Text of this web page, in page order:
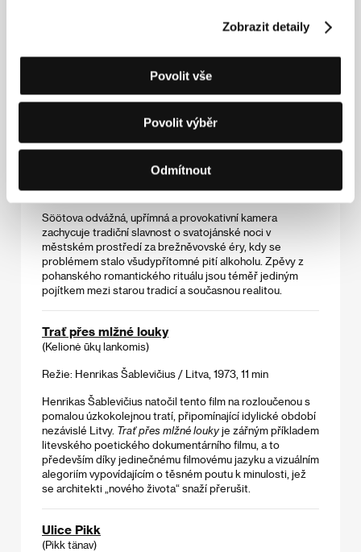
Zobrazit detaily
Povolit vše
Povolit výběr
Odmítnout
ikonických raných snímků litevského poetického
dokumentárního filmu. Tehdejší dokumenty a filmové
Hrdina Verbova snímku je jiný. Verba vytvořil jedinečný
portrét autentického člověka ze staré litevské (v
protikladu k sovětské) vesnice.
Svatojánské svátky
Režie: Andres Sööt / Estonsko, 1978, 20 min
Söötova odvážná, upřímná a provokativní kamera
zachycuje tradiční slavnost o svatojánské noci v
městském prostředí za brežněvovské éry, kdy se
problémem stalo všudypřítomné pití alkoholu. Zpěvy z
pohanského romantického rituálu jsou téměř jediným
pojítkem mezi starou tradicí a současnou realitou.
Trať přes mlžné louky
(Kelionė ūkų lankomis)
Režie: Henrikas Šablevičius / Litva, 1973, 11 min
Henrikas Šablevičius natočil tento film na rozloučenou s
pomalou úzkokolejnou tratí, připomínající idylické období
nezávislé Litvy. Trať přes mlžné louky je zářným příkladem
litevského poetického dokumentárního filmu, a to
především díky jedinečnému filmovému jazyku a vizuálním
alegoriím vypovídajícím o těsném poutu k minulosti, jež
se architekti „nového života“ snaží přerušit.
Ulice Pikk
(Pikk tänav)